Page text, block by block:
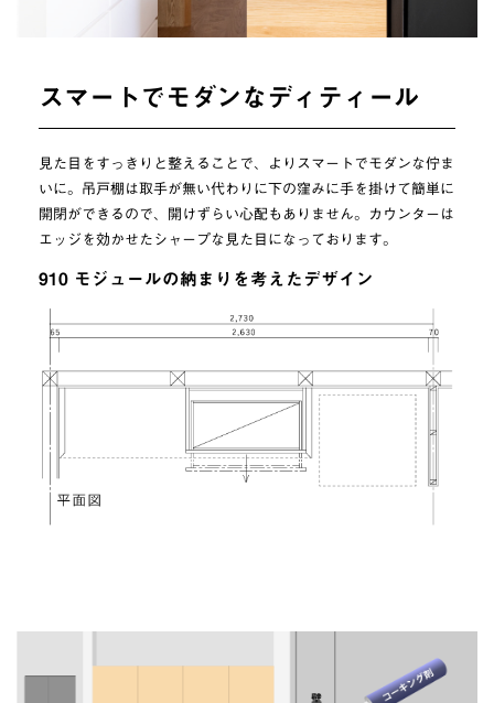
スマートでモダンなディティール
見た目をすっきりと整えることで、よりスマートでモダンな佇ま
いに。吊戸棚は取手が無い代わりに下の窪みに手を掛けて簡単に
開閉ができるので、開けずらい心配もありません。カウンターは
エッジを効かせたシャープな見た目になっております。
910 モジュールの納まりを考えたデザイン